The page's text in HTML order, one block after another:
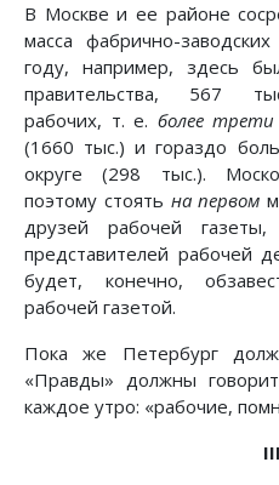
В Москве и ее районе
масса фабрично-
году, например, здесь
правительства, 567
рабочих, т. е. более трети
(1660 тыс.) и гораздо
округе (298 тыс.).
поэтому стоять на первом
друзей рабочей
представителей рабочей
будет, конечно,
рабочей газетой.
Пока же Петербург
«Правды» должны
каждое утро: «рабочие,
III